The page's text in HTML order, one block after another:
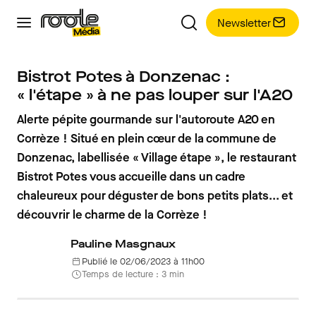
Newsletter
Bistrot Potes à Donzenac :
« l'étape » à ne pas louper sur l'A20
Alerte pépite gourmande sur l'autoroute A20 en
Corrèze ! Situé en plein cœur de la commune de
Donzenac, labellisée « Village étape », le restaurant
Bistrot Potes vous accueille dans un cadre
chaleureux pour déguster de bons petits plats... et
découvrir le charme de la Corrèze !
Pauline Masgnaux
Publié le 02/06/2023 à 11h00
Temps de lecture : 3 min